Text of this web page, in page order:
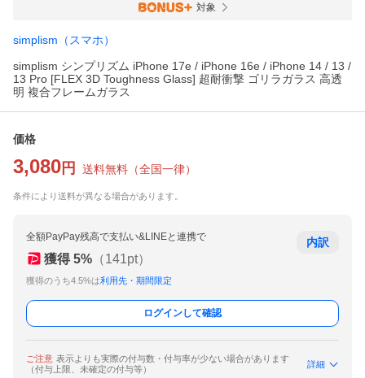
対象
simplism（スマホ）
simplism シンプリズム iPhone 17e / iPhone 16e / iPhone 14 / 13 /
13 Pro [FLEX 3D Toughness Glass] 超耐衝撃 ゴリラガラス 高透
明 複合フレームガラス
価格
3,080 円 送料無料 （全国一律）
条件により送料が異なる場合があります。
全額PayPay残高で支払い&LINEと連携で
獲得 5% （141pt）
獲得のうち4.5%は利用先・期間限定
内訳
ログインして確認
ご注意 表示よりも実際の付与数・付与率が少ない場合があります
（付与上限、未確定の付与等）
詳細